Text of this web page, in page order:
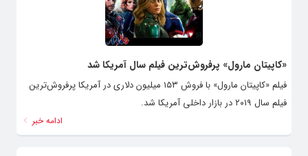
«کاپیتان مارول» پرفروش‌ترین فیلم سال آمریکا شد
فیلم «کاپیتان مارول» با فروش ۱۵۳ میلیون دلاری در آمریکا پرفروش‌ترین
فیلم سال ۲۰۱۹ در بازار داخلی آمریکا شد.
ادامه خبر